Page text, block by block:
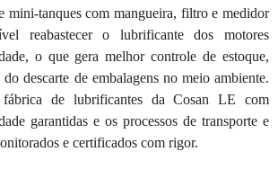
mini-tanques com mangueira, filtro e medidor
reabastecer o lubrificante dos motores
o que gera melhor controle de estoque,
descarte de embalagens no meio ambiente.
de lubrificantes da Cosan LE com
garantidas e os processos de transporte e
e certificados com rigor.